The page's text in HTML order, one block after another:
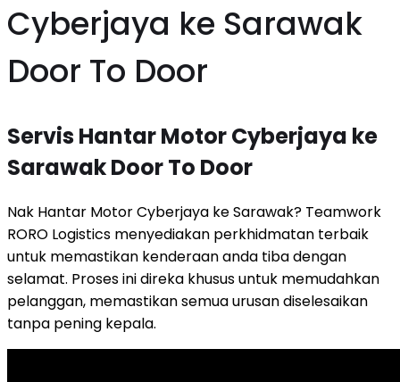
Cyberjaya ke Sarawak
Door To Door
Servis Hantar Motor Cyberjaya ke
Sarawak Door To Door
Nak Hantar Motor Cyberjaya ke Sarawak? Teamwork
RORO Logistics menyediakan perkhidmatan terbaik
untuk memastikan kenderaan anda tiba dengan
selamat. Proses ini direka khusus untuk memudahkan
pelanggan, memastikan semua urusan diselesaikan
tanpa pening kepala.